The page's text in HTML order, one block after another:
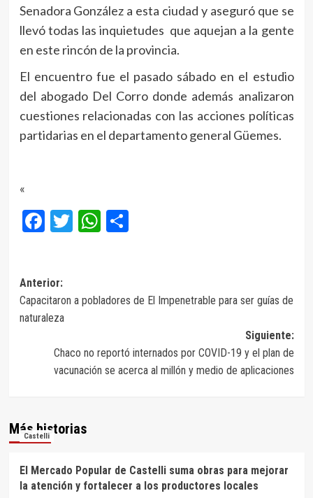
Senadora González a esta ciudad y aseguró que se
llevó todas las inquietudes que aquejan a la gente
en este rincón de la provincia.
El encuentro fue el pasado sábado en el estudio
del abogado Del Corro donde además analizaron
cuestiones relacionadas con las acciones políticas
partidarias en el departamento general Güemes.
«
Facebook
Twitter
WhatsApp
Compartir
Navegación
de
Anterior:
Capacitaron a pobladores de El Impenetrable para ser guías de
naturaleza
Siguiente:
Chaco no reportó internados por COVID-19 y el plan de
vacunación se acerca al millón y medio de aplicaciones
Más historias
Castelli
El Mercado Popular de Castelli suma obras para mejorar
la atención y fortalecer a los productores locales